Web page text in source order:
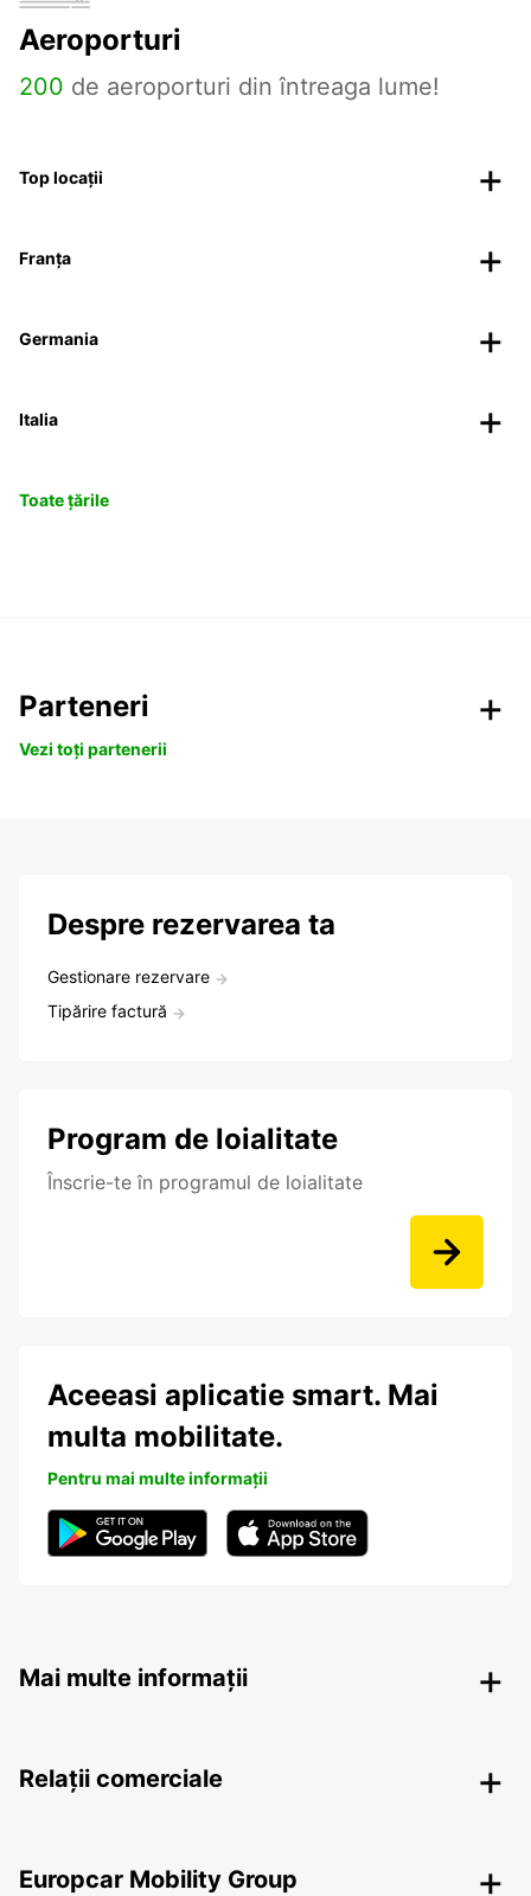
Aeroporturi
200 de aeroporturi din întreaga lume!
Top locații
Franța
Germania
Italia
Toate țările
Parteneri
Vezi toți partenerii
Despre rezervarea ta
Gestionare rezervare
Tipărire factură
Program de loialitate
Înscrie-te în programul de loialitate
Aceeasi aplicatie smart. Mai
multa mobilitate.
Pentru mai multe informații
Mai multe informații
Relații comerciale
Europcar Mobility Group